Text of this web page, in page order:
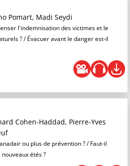
Pomart, Madi Seydi
l'indemnisation des victimes et le
? / Évacuer avant le danger est-il
Cohen-Haddad, Pierre-Yves
ou plus de prévention ? / Faut-il
étés ?